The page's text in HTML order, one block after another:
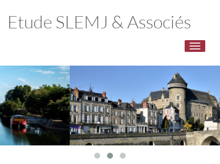
Etude SLEMJ & Associés
Toggle